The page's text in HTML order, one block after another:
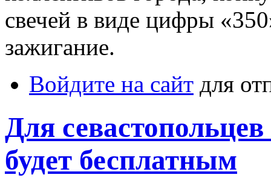
свечей в виде цифры
зажигание.
Войдите на сайт для
Для
будет бесплатным